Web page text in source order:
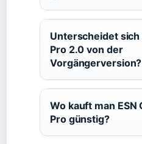
Unterscheidet sich
Pro 2.0 von der
Vorgängerversion?
Wo kauft man ESN
Pro günstig?